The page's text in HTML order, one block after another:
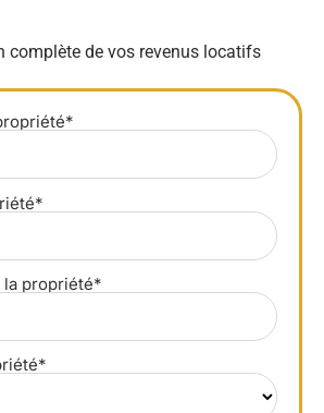
complète de vos revenus locatifs
la propriété*